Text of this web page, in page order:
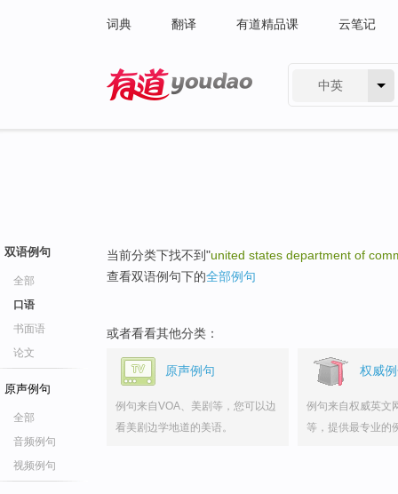
词典 翻译 有道精品课 云笔记
中英
双语例句
全部
口语
书面语
论文
原声例句
全部
音频例句
视频例句
当前分类下找不到"united states department of
查看双语例句下的全部例句
或者看看其他分类：
原声例句
例句来自VOA、美剧等，您可以边
看美剧边学地道的美语。
权威
例句来自权威英文
等，提供最专业的